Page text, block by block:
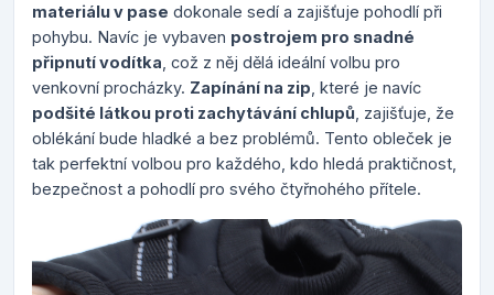
materiálu v pase dokonale sedí a zajišťuje pohodlí při
pohybu. Navíc je vybaven postrojem pro snadné
připnutí vodítka , což z něj dělá ideální volbu pro
venkovní procházky. Zapínání na zip , které je navíc
podšité látkou proti zachytávání chlupů , zajišťuje, že
oblékání bude hladké a bez problémů. Tento obleček je
tak perfektní volbou pro každého, kdo hledá praktičnost,
bezpečnost a pohodlí pro svého čtyřnohého přítele.